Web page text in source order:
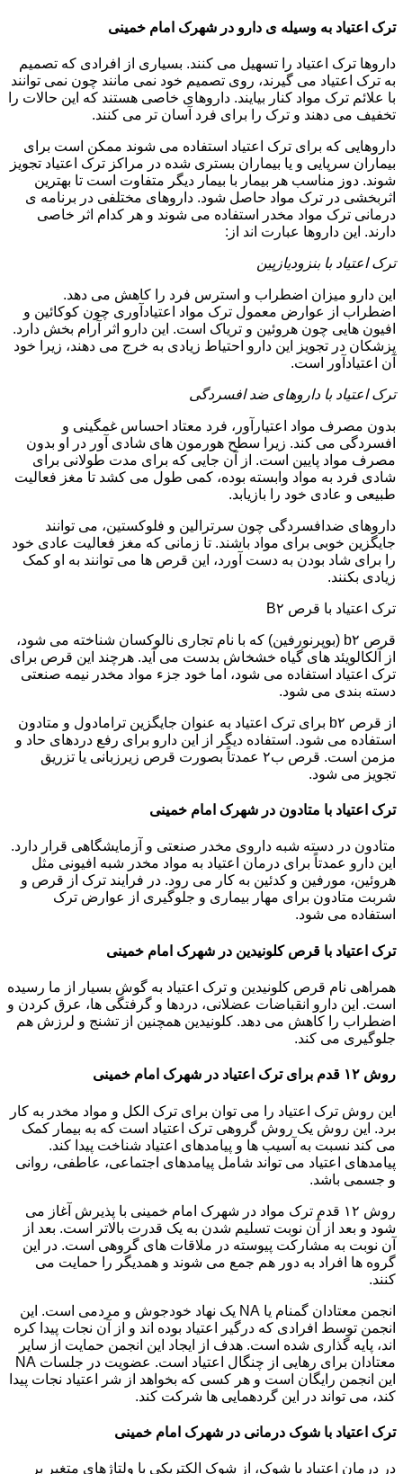
ترک اعتیاد به وسیله ی دارو در شهرک امام خمینی
داروها ترک اعتیاد را تسهیل می کنند. بسیاری از افرادی که تصمیم
به ترک اعتیاد می گیرند، روی تصمیم خود نمی مانند چون نمی توانند
با علائم ترک مواد کنار بیایند. داروهای خاصی هستند که این حالات را
تخفیف می دهند و ترک را برای فرد آسان تر می کنند.
داروهایی که برای ترک اعتیاد استفاده می شوند ممکن است برای
بیماران سرپایی و یا بیماران بستری شده در مراکز ترک اعتیاد تجویز
شوند. دوز مناسب هر بیمار با بیمار دیگر متفاوت است تا بهترین
اثربخشی در ترک مواد حاصل شود. داروهای مختلفی در برنامه ی
درمانی ترک مواد مخدر استفاده می شوند و هر کدام اثر خاصی
دارند. این داروها عبارت اند از:
ترک اعتیاد با بنزودیازپین
این دارو میزان اضطراب و استرس فرد را کاهش می دهد.
اضطراب از عوارض معمول ترک مواد اعتیادآوری چون کوکائین و
افیون هایی چون هروئین و تریاک است. این دارو اثر آرام بخش دارد.
پزشکان در تجویز این دارو احتیاط زیادی به خرج می دهند، زیرا خود
آن اعتیادآور است.
ترک اعتیاد با داروهای ضد افسردگی
بدون مصرف مواد اعتیارآور، فرد معتاد احساس غمگینی و
افسردگی می کند. زیرا سطح هورمون های شادی آور در او بدون
مصرف مواد پایین است. از آن جایی که برای مدت طولانی برای
شادی فرد به مواد وابسته بوده، کمی طول می کشد تا مغز فعالیت
طبیعی و عادی خود را بازیابد.
داروهای ضدافسردگی چون سرترالین و فلوکستین، می توانند
جایگزین خوبی برای مواد باشند. تا زمانی که مغز فعالیت عادی خود
را برای شاد بودن به دست آورد، این قرص ها می توانند به او کمک
زیادی بکنند.
ترک اعتیاد با قرص B۲
قرص b۲ (بوپرنورفین) که با نام تجاری نالوکسان شناخته می شود،
از آلکالویئد های گیاه خشخاش بدست می آید. هرچند این قرص برای
ترک اعتیاد استفاده می شود، اما خود جزء مواد مخدر نیمه صنعتی
دسته بندی می شود.
از قرص b۲ برای ترک اعتیاد به عنوان جایگزین ترامادول و متادون
استفاده می شود. استفاده دیگر از این دارو برای رفع دردهای حاد و
مزمن است. قرص ب۲ عمدتاً بصورت قرص زیرزبانی یا تزریق
تجویز می شود.
ترک اعتیاد با متادون در شهرک امام خمینی
متادون در دسته شبه داروی مخدر صنعتی و آزمایشگاهی قرار دارد.
این دارو عمدتاً برای درمان اعتیاد به مواد مخدر شبه افیونی مثل
هروئین، مورفین و کدئین به کار می رود. در فرایند ترک از قرص و
شربت متادون برای مهار بیماری و جلوگیری از عوارض ترک
استفاده می شود.
ترک اعتیاد با قرص کلونیدین در شهرک امام خمینی
همراهی نام قرص کلونیدین و ترک اعتیاد به گوش بسیار از ما رسیده
است. این دارو انقباضات عضلانی، دردها و گرفتگی ها، عرق کردن و
اضطراب را کاهش می دهد. کلونیدین همچنین از تشنج و لرزش هم
جلوگیری می کند.
روش ۱۲ قدم برای ترک اعتیاد در شهرک امام خمینی
این روش ترک اعتیاد را می توان برای ترک الکل و مواد مخدر به کار
برد. این روش یک روش گروهی ترک اعتیاد است که به بیمار کمک
می کند نسبت به آسیب ها و پیامدهای اعتیاد شناخت پیدا کند.
پیامدهای اعتیاد می تواند شامل پیامدهای اجتماعی، عاطفی، روانی
و جسمی باشد.
روش ۱۲ قدم ترک مواد در شهرک امام خمینی با پذیرش آغاز می
شود و بعد از آن نوبت تسلیم شدن به یک قدرت بالاتر است. بعد از
آن نوبت به مشارکت پیوسته در ملاقات های گروهی است. در این
گروه ها افراد به دور هم جمع می شوند و همدیگر را حمایت می
کنند.
انجمن معتادان گمنام یا NA یک نهاد خودجوش و مردمی است. این
انجمن توسط افرادی که درگیر اعتیاد بوده اند و از آن نجات پیدا کره
اند، پایه گذاری شده است. هدف از ایجاد این انجمن حمایت از سایر
معتادان برای رهایی از چنگال اعتیاد است. عضویت در جلسات NA
این انجمن رایگان است و هر کسی که بخواهد از شر اعتیاد نجات پیدا
کند، می تواند در این گردهمایی ها شرکت کند.
ترک اعتیاد با شوک درمانی در شهرک امام خمینی
در درمان اعتیاد با شوک، از شوک الکتریکی با ولتاژهای متغیر بر